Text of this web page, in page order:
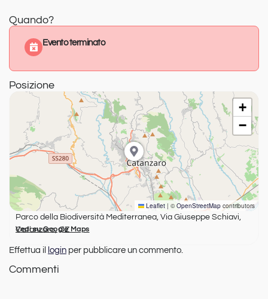
Quando?
Evento terminato
Posizione
+
−
Leaflet | ©OpenStreetMap contributors
Parco della Biodiversità Mediterranea, Via Giuseppe Schiavi,
Catanzaro, CZ
Vedi su Google Maps
Effettua il login per pubblicare un commento.
Commenti